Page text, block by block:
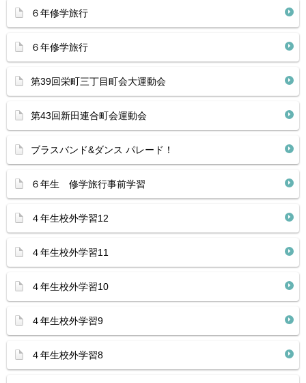
６年修学旅行
６年修学旅行
第39回栄町三丁目町会大運動会
第43回新田連合町会運動会
ブラスバンド&ダンス パレード！
６年生 修学旅行事前学習
４年生校外学習12
４年生校外学習11
４年生校外学習10
４年生校外学習9
４年生校外学習8